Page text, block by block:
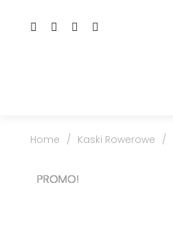
Home / Kaski Rowerowe /
PROMO!
PROMO!
PROMO!
PROMO!